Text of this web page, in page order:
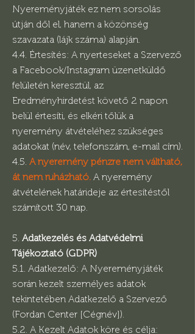
Nyereményjáték ez nem sorsolás
útján dől el, hanem a közönség
szavazata (lájk száma) alapján.
4.4. Értesítés: A nyerteseket a Szervező
a Facebook/Instagram üzenetküldő
felületén keresztül, az
Eredményhirdetést követő 2 napon
belül értesíti, és elkéri tőlük a
nyeremény átvételéhez szükséges
adatokat (név, telefonszám, e-mail cím).
4.5. A nyeremény pénzre nem váltható,
át nem ruházható. A nyeremény
átvételének határideje az értesítéstől
számított 30 nap.
5. Adatkezelés és Adatvédelmi
Tájékoztató (GDPR)
5.1. Adatkezelő: A Nyereményjáték
során kezelt személyes adatok
tekintetében Adatkezelő a Szervező
(Fordan Center [Cégnév]).
5.2. A Kezelt Adatok köre és célja: